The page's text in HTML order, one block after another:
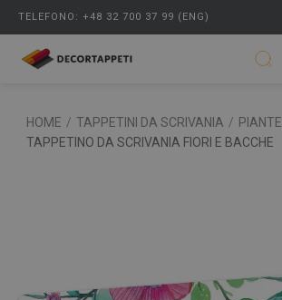
TELEFONO: +48 32 700 37 99 (ENG)
HOME / TAPPETINI DA SCRIVANIA / PIANTE
TAPPETINO DA SCRIVANIA FIORI E BACCHE